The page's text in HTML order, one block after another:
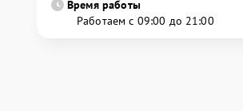
Время работы
Работаем с 09:00 до 21:00